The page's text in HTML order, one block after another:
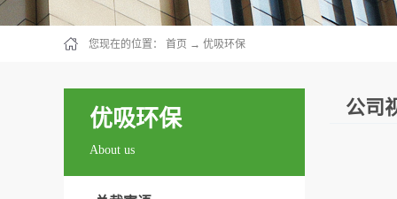
您现在的位置： 首页 → 优吸环保
优吸环保
About us
公司